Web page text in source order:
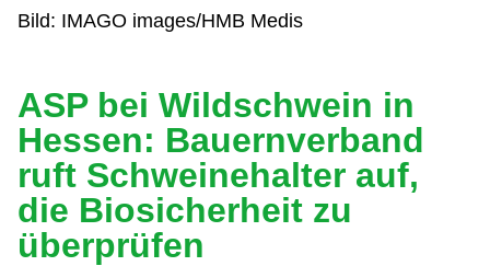
Bild: IMAGO images/HMB Medis
ASP bei Wildschwein in
Hessen: Bauernverband
ruft Schweinehalter auf,
die Biosicherheit zu
überprüfen